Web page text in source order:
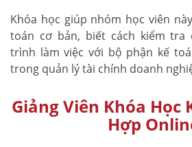
Khóa học giúp nhóm học viên
toán cơ bản, biết cách kiểm tra
trình làm việc với bộ phận kế
trong quản lý tài chính doanh
Giảng Viên Khóa Học
Hợp